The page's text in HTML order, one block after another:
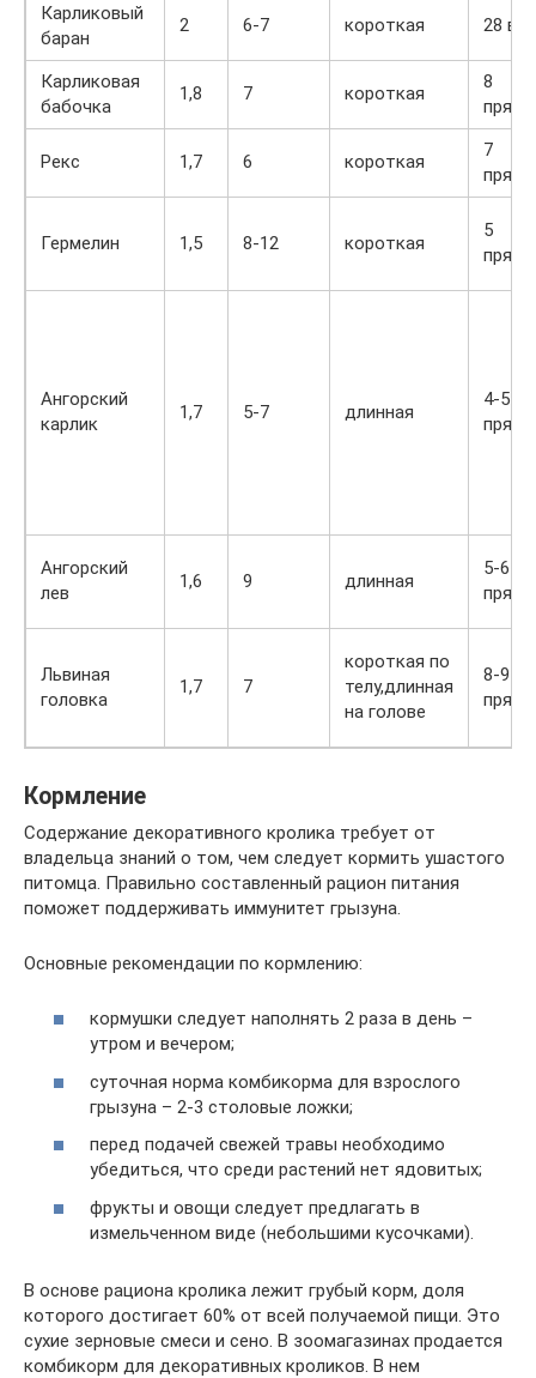
Карликовый
баран
2 6-7 короткая 28
Карликовая
бабочка
1,8 7 короткая
8
Рекс 1,7 6 короткая
7
Гермелин 1,5 8-12 короткая
5
Ангорский
карлик
1,7 5-7 длинная
4-5
Ангорский
лев
1,6 9 длинная
5-6
Львиная
головка
1,7 7
короткая по
телу,длинная
на голове
8-9
Кормление
Содержание декоративного кролика требует от
владельца знаний о том, чем следует кормить ушастого
питомца. Правильно составленный рацион питания
поможет поддерживать иммунитет грызуна.
Основные рекомендации по кормлению:
кормушки следует наполнять 2 раза в день –
утром и вечером;
суточная норма комбикорма для взрослого
грызуна – 2-3 столовые ложки;
перед подачей свежей травы необходимо
убедиться, что среди растений нет ядовитых;
фрукты и овощи следует предлагать в
измельченном виде (небольшими кусочками).
В основе рациона кролика лежит грубый корм, доля
которого достигает 60% от всей получаемой пищи. Это
сухие зерновые смеси и сено. В зоомагазинах продается
комбикорм для декоративных кроликов. В нем